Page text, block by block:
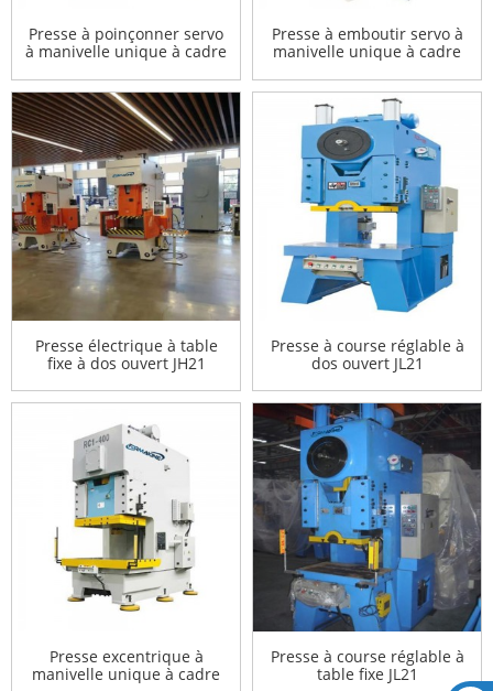
Presse à poinçonner servo
à manivelle unique à cadre
Presse à emboutir servo à
manivelle unique à cadre
Presse électrique à table
fixe à dos ouvert JH21
Presse à course réglable à
dos ouvert JL21
Presse excentrique à
manivelle unique à cadre
Presse à course réglable à
table fixe JL21